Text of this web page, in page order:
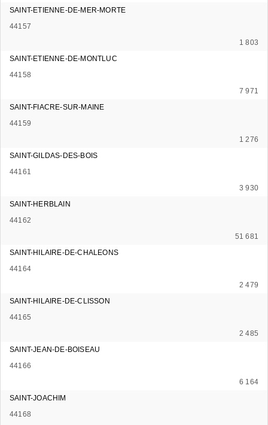
SAINT-ETIENNE-DE-MER-MORTE
44157
1 803
SAINT-ETIENNE-DE-MONTLUC
44158
7 971
SAINT-FIACRE-SUR-MAINE
44159
1 276
SAINT-GILDAS-DES-BOIS
44161
3 930
SAINT-HERBLAIN
44162
51 681
SAINT-HILAIRE-DE-CHALEONS
44164
2 479
SAINT-HILAIRE-DE-CLISSON
44165
2 485
SAINT-JEAN-DE-BOISEAU
44166
6 164
SAINT-JOACHIM
44168